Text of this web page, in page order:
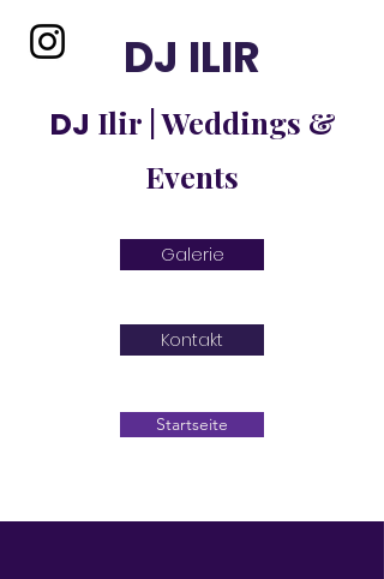
DJ ILIR
Startseite
DJ Ilir | Weddings &
Events
Kontakt
Galerie